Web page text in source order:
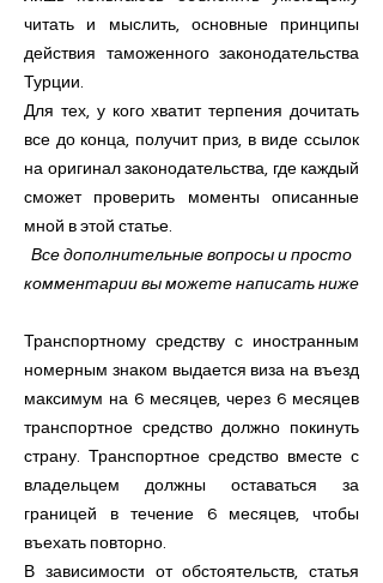
читать и мыслить, основные принципы
действия таможенного законодательства
Турции.
Для тех, у кого хватит терпения дочитать
все до конца, получит приз, в виде ссылок
на оригинал законодательства, где каждый
сможет проверить моменты описанные
мной в этой статье.
Все дополнительные вопросы и просто
комментарии вы можете написать ниже
Транспортному средству с иностранным
номерным знаком выдается виза на въезд
максимум на 6 месяцев, через 6 месяцев
транспортное средство должно покинуть
страну. Транспортное средство вместе с
владельцем должны оставаться за
границей в течение 6 месяцев, чтобы
въехать повторно.
В зависимости от обстоятельств, статья